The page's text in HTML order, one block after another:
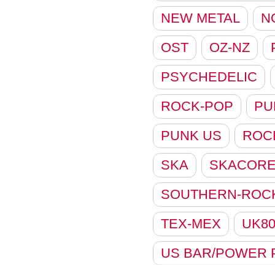
NEW METAL
OST
OZ-NZ
PSYCHEDELIC
ROCK-POP
PUNK US
SKA
SOUTHERN-
TEX-MEX
US BAR/POWER